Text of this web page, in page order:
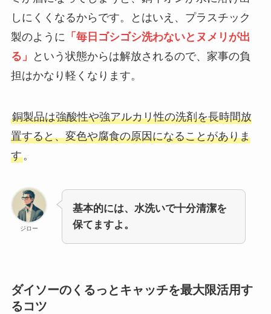
しにくくなるからです。とはいえ、プラスチック
製のように 「毎日ゴシゴシ洗わないとヌメリが出
る」
という状態からは解放されるので、家事の負
担はかなり軽くなります。
銅製品は強酸性や強アルカリ性の洗剤を長時間放
置すると、変色や腐食の原因になることがありま
す。
ジロー
基本的には、水洗いで十分清潔を
保てますよ。
ダイソーのくるっとキャッチを最大限活用す
るコツ